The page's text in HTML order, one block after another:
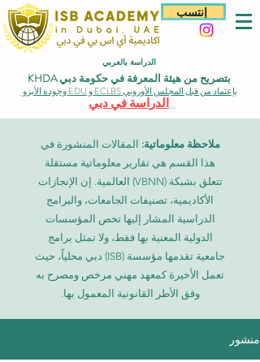
إنتسب
الدراسة بالعربي
بتصريح من هيئة المعرفة في حكومة دبي KHDA
بإعتماد من قبل المجلس الأوروبي ECLBS و EDU وجودة الأيزو
الدراسة في دبي
ملاحظة معلوماتية: المقالات المنشورة في
هذا القسم هي تقارير معلوماتية مستقلة
تتعلق بشبكة (VBNN) العالمية. إن الإنجازات
الأكاديمية، تصنيفات الجامعات، والبرامج
الدراسية المشار إليها تخص المؤسسات
الدولية المعنية بها فقط، ولا تمثل برامج
جامعية تقدمها مؤسسة (ISB) دبي محلياً، حيث
تعمل الأخيرة كمعهد مهني مرخص ومصرح به
وفق الأطر القانونية المعمول بها.
منشور